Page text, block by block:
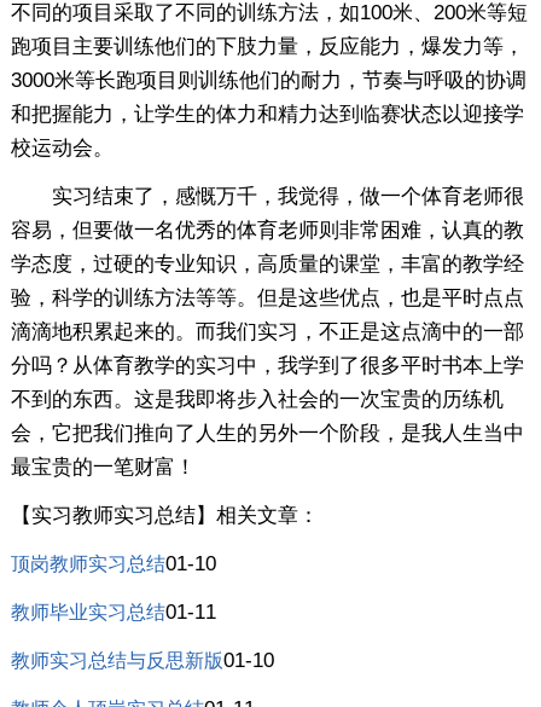
不同的项目采取了不同的训练方法，如100米、200米等短
跑项目主要训练他们的下肢力量，反应能力，爆发力等，
3000米等长跑项目则训练他们的耐力，节奏与呼吸的协调
和把握能力，让学生的体力和精力达到临赛状态以迎接学
校运动会。
实习结束了，感慨万千，我觉得，做一个体育老师很
容易，但要做一名优秀的体育老师则非常困难，认真的教
学态度，过硬的专业知识，高质量的课堂，丰富的教学经
验，科学的训练方法等等。但是这些优点，也是平时点点
滴滴地积累起来的。而我们实习，不正是这点滴中的一部
分吗？从体育教学的实习中，我学到了很多平时书本上学
不到的东西。这是我即将步入社会的一次宝贵的历练机
会，它把我们推向了人生的另外一个阶段，是我人生当中
最宝贵的一笔财富！
【实习教师实习总结】相关文章：
顶岗教师实习总结01-10
教师毕业实习总结01-11
教师实习总结与反思新版01-10